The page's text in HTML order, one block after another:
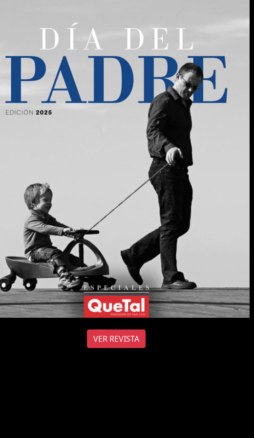
VER REVISTA